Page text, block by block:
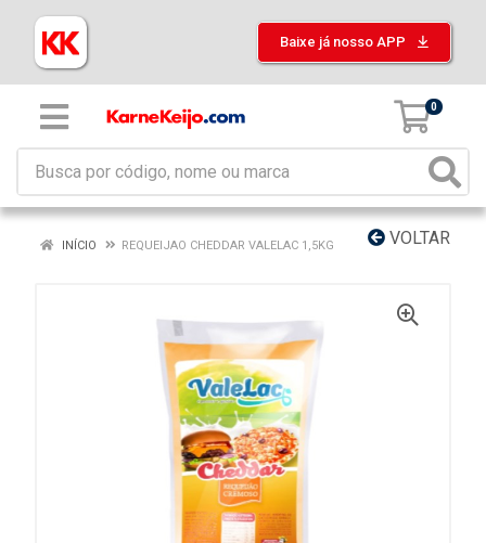
Baixe já nosso APP
0
VOLTAR
INÍCIO REQUEIJAO CHEDDAR VALELAC 1,5KG